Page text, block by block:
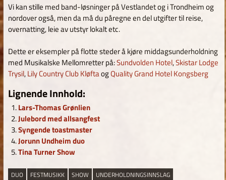
Vi kan stille med band-løsninger på Vestlandet og i Trondheim og
nordover også, men da må du påregne en del utgifter til reise,
overnatting, leie av utstyr lokalt etc.
Dette er eksempler på flotte steder å kjøre middagsunderholdning
med Musikalske Mellomretter på:Sundvolden Hotel,Skistar Lodge
Trysil,Lily Country Club KløftaogQuality Grand Hotel Kongsberg
Lignende Innhold:
Lars-Thomas Grønlien
Julebord med allsangfest
Syngende toastmaster
Jorunn Undheim duo
Tina Turner Show
DUO FESTMUSIKK SHOW UNDERHOLDNINGSINNSLAG